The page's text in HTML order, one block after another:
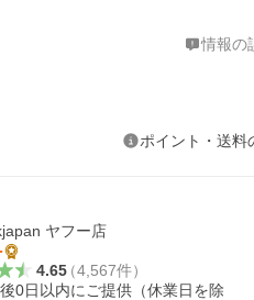
情報の
ポイント・送料
ヤフー店
4.65（4,567件）
0日以内にご提供（休業日を除